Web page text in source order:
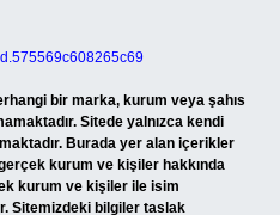
bir marka, kurum veya şahıs
Sitede yalnızca kendi
Burada yer alan içerikler
kurum ve kişiler hakkında
kurum ve kişiler ile isim
Sitemizdeki bilgiler taslak